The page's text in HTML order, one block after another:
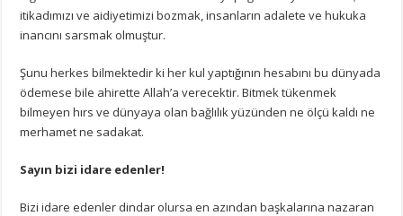
itikadımızı ve aidiyetimizi bozmak, insanların adalete ve hukuka
inancını sarsmak olmuştur.
Şunu herkes bilmektedir ki her kul yaptığının hesabını bu dünyada
ödemese bile ahirette Allah’a verecektir. Bitmek tükenmek
bilmeyen hırs ve dünyaya olan bağlılık yüzünden ne ölçü kaldı ne
merhamet ne sadakat.
Sayın bizi idare edenler!
Bizi idare edenler dindar olursa en azından başkalarına nazaran